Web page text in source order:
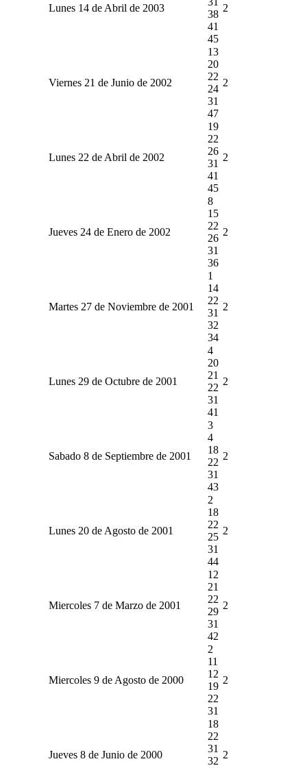
Lunes 14 de Abril de 2003
38
41
45
2
Viernes 21 de Junio de 2002
13
20
22
24
31
47
2
Lunes 22 de Abril de 2002
19
22
26
31
41
45
2
Jueves 24 de Enero de 2002
8
15
22
26
31
36
2
Martes 27 de Noviembre de 2001
1
14
22
31
32
34
2
Lunes 29 de Octubre de 2001
4
20
21
22
31
41
2
Sabado 8 de Septiembre de 2001
3
4
18
22
31
43
2
Lunes 20 de Agosto de 2001
2
18
22
25
31
44
2
Miercoles 7 de Marzo de 2001
12
21
22
29
31
42
2
Miercoles 9 de Agosto de 2000
2
11
12
19
22
31
2
Jueves 8 de Junio de 2000
18
22
31
32
2